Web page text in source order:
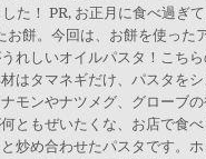
！ PR, お正月に食べ過ぎ
餅。今回は、お餅を使った
れしいオイルパスタ！こち
はタマネギだけ、パスタを
モンやナツメグ、グローブ
ともぜいたくな、お店で食
炒め合わせたパスタです。